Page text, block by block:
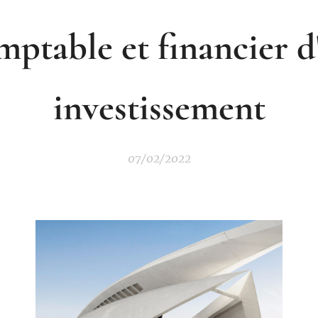
et financier
investissement
07/02/2022